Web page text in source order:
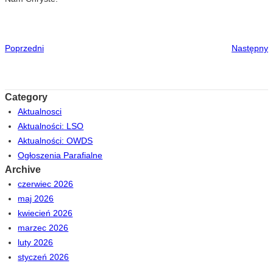
Poprzedni Następny
Category
Aktualnosci
Aktualności: LSO
Aktualności: OWDS
Ogłoszenia Parafialne
Archive
czerwiec 2026
maj 2026
kwiecień 2026
marzec 2026
luty 2026
styczeń 2026